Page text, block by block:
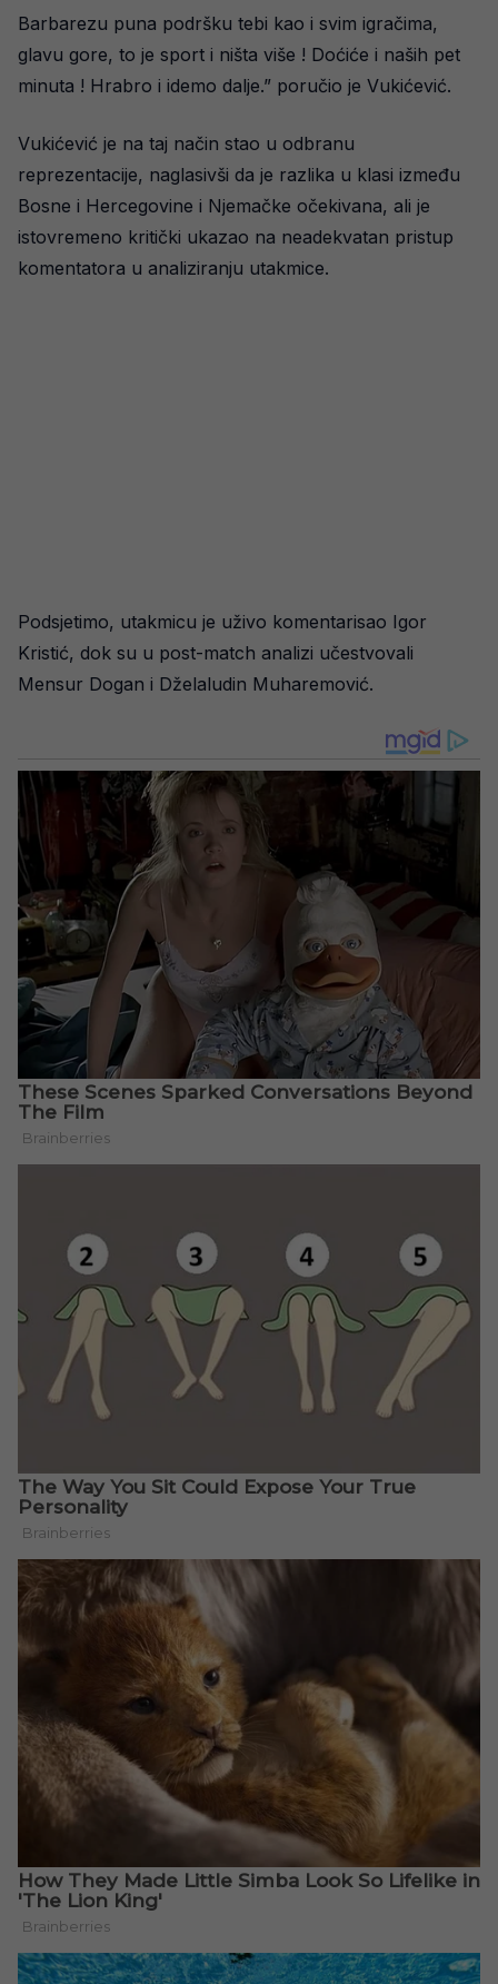
Barbarezu puna podršku tebi kao i svim igračima,
glavu gore, to je sport i ništa više ! Doćiće i naših pet
minuta ! Hrabro i idemo dalje.” poručio je Vukićević.
Vukićević je na taj način stao u odbranu
reprezentacije, naglasivši da je razlika u klasi između
Bosne i Hercegovine i Njemačke očekivana, ali je
istovremeno kritički ukazao na neadekvatan pristup
komentatora u analiziranju utakmice.
Podsjetimo, utakmicu je uživo komentarisao Igor
Kristić, dok su u post-match analizi učestvovali
Mensur Dogan i Dželaludin Muharemović.